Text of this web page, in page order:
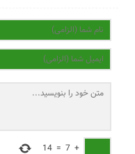
+
7
=
14